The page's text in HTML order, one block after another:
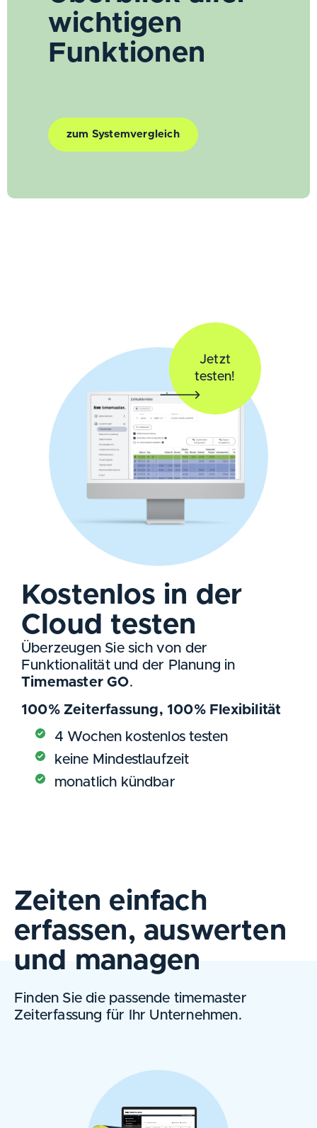
wichtigen
Funktionen
zum Systemvergleich
Kostenlos in der
Cloud testen
Überzeugen Sie sich von der
Funktionalität und der Planung in
Timemaster GO.
100% Zeiterfassung, 100% Flexibilität
4 Wochen kostenlos testen
keine Mindestlaufzeit
monatlich kündbar
Jetzt
testen!
Zeiten einfach
erfassen, auswerten
und managen
Finden Sie die passende timemaster
Zeiterfassung für Ihr Unternehmen.